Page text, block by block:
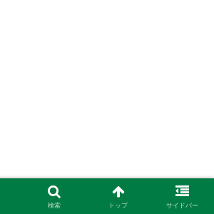
検索 トップ サイドバー